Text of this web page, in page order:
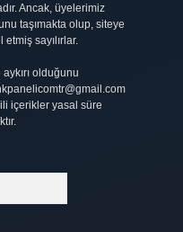
Ancak, üyelerimiz
taşımakta olup, siteye
sayılırlar.
olduğunu
içerikler yasal süre